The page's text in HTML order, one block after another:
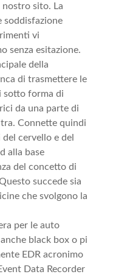
sito. La
soddisfazione
vi
senza esitazione.
della
di trasmettere le
sotto forma di
da una parte di
Connette quindi
cervello e del
alla base
del concetto di
succede sia
che svolgono la
per le auto
black box o pi
EDR acronimo
Data Recorder